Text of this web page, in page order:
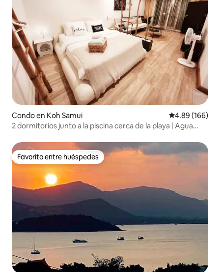
Condo en Koh Samui Calificación
4.89 (166)
2 dormitorios junto a la piscina cerca de la playa | Agua
Favorito entre huéspedes
Favorito entre huéspedes